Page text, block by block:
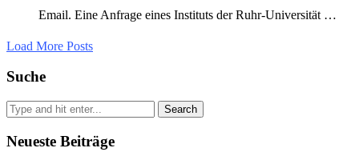
Email. Eine Anfrage eines Instituts der Ruhr-Universität …
Load More Posts
Suche
Search
Neueste Beiträge